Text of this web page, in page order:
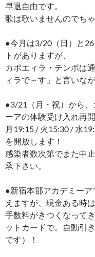
早退自由です。
歌は歌いませんのでち
●今月は3/20（日）と
トがありますが、
カポエィラ・テンポは
ィラで～す」と言いな
●3/21（月・祝）から、
ーアの体験受け入れ再開
月19:15 / 火15:30 / 水
を開放します！
感染者数次第でまた中
承下さい。
●新宿本部アカデミー
えますが、現金ある時
手数料がきつくなって
ットカードで。自動引
です）！